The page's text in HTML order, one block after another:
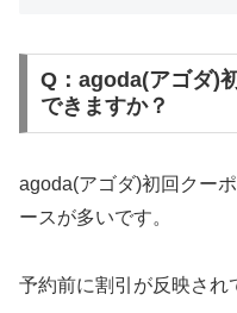
Q：agoda(アゴダ)
できますか？
agoda(アゴダ)初回クー
ースが多いです。
予約前に割引が反映され